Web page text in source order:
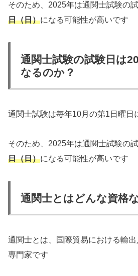
そのため、2025年は通関士試験の
日（日）になる可能性が高いです
通関士試験の試験日は
なるのか？
通関士試験は毎年10月の第1日曜日
そのため、2025年は通関士試験の
日（日）になる可能性が高いです
通関士とはどんな資格
通関士とは、国際貿易における輸
専門家です